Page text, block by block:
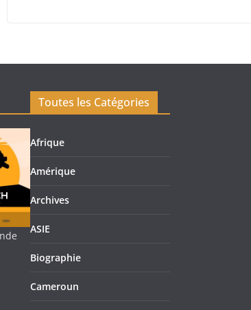
Toutes les Catégories
Afrique
Amérique
Archives
ASIE
Biographie
Cameroun